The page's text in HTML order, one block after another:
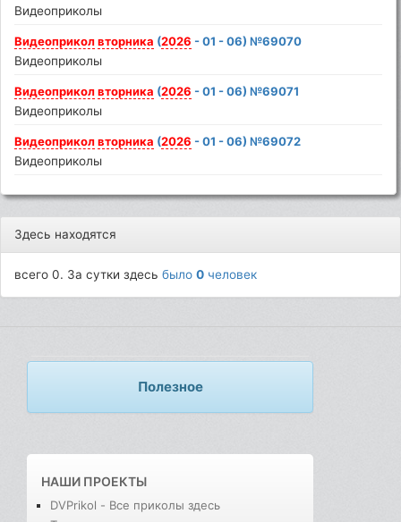
Видеоприколы
Видеоприкол вторника (2026 - 01 - 06) №69070
Видеоприколы
Видеоприкол вторника (2026 - 01 - 06) №69071
Видеоприколы
Видеоприкол вторника (2026 - 01 - 06) №69072
Видеоприколы
Здесь находятся
всего 0. За сутки здесьбыло0 человек
Полезное
НАШИ ПРОЕКТЫ
DVPrikol - Все приколы здесь